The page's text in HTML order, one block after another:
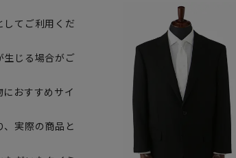
てご利用くだ
じる場合がご
おすすめサイ
実際の商品と